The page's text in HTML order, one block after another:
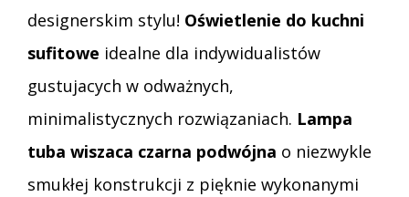
designerskim stylu! Oświetlenie do kuchni
sufitowe idealne dla indywidualistów
gustujacych w odważnych,
minimalistycznych rozwiązaniach. Lampa
tuba wiszaca czarna podwójna o niezwykle
smukłej konstrukcji z pięknie wykonanymi